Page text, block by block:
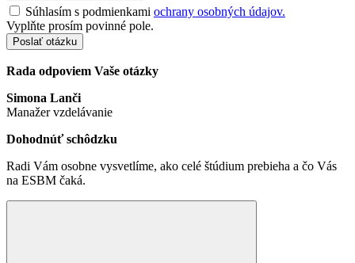
Súhlasím s podmienkami ochrany osobných údajov.
Vyplňte prosím povinné pole.
Poslať otázku
Rada odpoviem Vaše otázky
Simona Lanči
Manažer vzdelávanie
Dohodnúť schôdzku
Radi Vám osobne vysvetlíme, ako celé štúdium prebieha a čo Vás
na ESBM čaká.